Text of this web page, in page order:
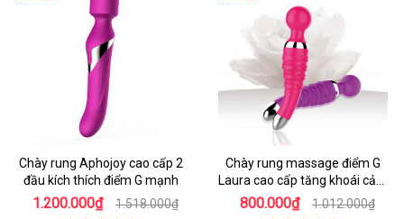
Chày rung Aphojoy cao cấp 2
đầu kích thích điểm G mạnh
1.200.000₫ 1.518.000₫
Chày rung massage điểm G
Laura cao cấp tăng khoái cảm
nhanh
800.000₫ 1.012.000₫